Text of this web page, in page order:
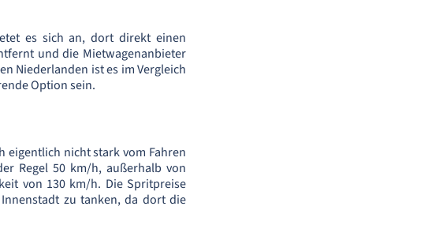
es sich an, dort direkt einen
und die Mietwagenanbieter
Niederlanden ist es im Vergleich
Option sein.
eigentlich nicht stark vom Fahren
Regel 50 km/h, außerhalb von
von 130 km/h. Die Spritpreise
zu tanken, da dort die